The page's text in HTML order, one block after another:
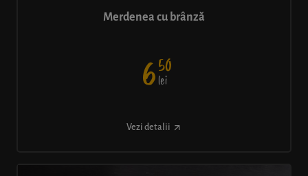
Merdenea cu brânză
650
lei
Vezi detalii